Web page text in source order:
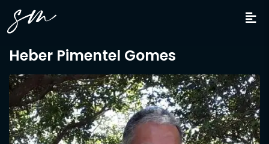
Heber Pimentel Gomes